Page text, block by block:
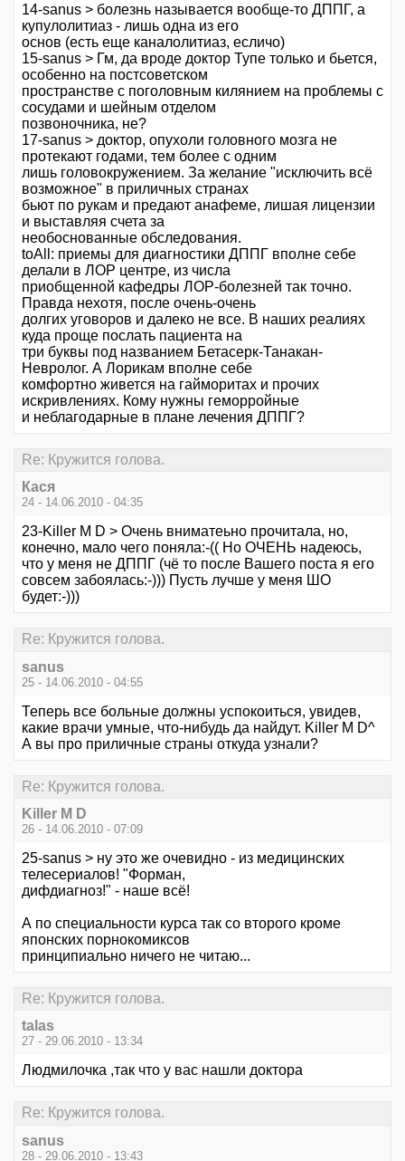
14-sanus > болезнь называется вообще-то ДППГ, а
купулолитиаз - лишь одна из его
основ (есть еще каналолитиаз, есличо)
15-sanus > Гм, да вроде доктор Тупе только и бьется,
особенно на постсоветском
пространстве с поголовным килянием на проблемы с
сосудами и шейным отделом
позвоночника, не?
17-sanus > доктор, опухоли головного мозга не
протекают годами, тем более с одним
лишь головокружением. За желание "исключить всё
возможное" в приличных странах
бьют по рукам и предают анафеме, лишая лицензии
и выставляя счета за
необоснованные обследования.
toAll: приемы для диагностики ДППГ вполне себе
делали в ЛОР центре, из числа
приобщенной кафедры ЛОР-болезней так точно.
Правда нехотя, после очень-очень
долгих уговоров и далеко не все. В наших реалиях
куда проще послать пациента на
три буквы под названием Бетасерк-Танакан-
Невролог. А Лорикам вполне себе
комфортно живется на гайморитах и прочих
искривлениях. Кому нужны геморройные
и неблагодарные в плане лечения ДППГ?
Re: Кружится голова.
Кася
24 - 14.06.2010 - 04:35
23-Killer M D > Очень вниматеьно прочитала, но,
конечно, мало чего поняла:-(( Но ОЧЕНЬ надеюсь,
что у меня не ДППГ (чё то после Вашего поста я его
совсем забоялась:-))) Пусть лучше у меня ШО
будет:-)))
Re: Кружится голова.
sanus
25 - 14.06.2010 - 04:55
Теперь все больные должны успокоиться, увидев,
какие врачи умные, что-нибудь да найдут. Killer M D^
А вы про приличные страны откуда узнали?
Re: Кружится голова.
Killer M D
26 - 14.06.2010 - 07:09
25-sanus > ну это же очевидно - из медицинских
телесериалов! "Форман,
дифдиагноз!" - наше всё!
А по специальности курса так со второго кроме
японских порнокомиксов
принципиально ничего не читаю...
Re: Кружится голова.
talas
27 - 29.06.2010 - 13:34
Людмилочка ,так что у вас нашли доктора
Re: Кружится голова.
sanus
28 - 29.06.2010 - 13:43